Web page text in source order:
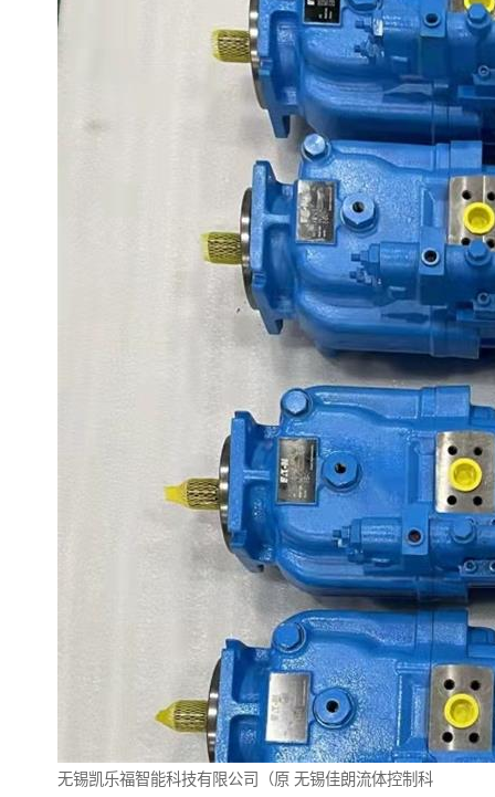
无锡凯乐福智能科技有限公司（原 无锡佳朗流体控制科